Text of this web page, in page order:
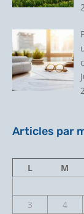
Articles par
L M
3
4